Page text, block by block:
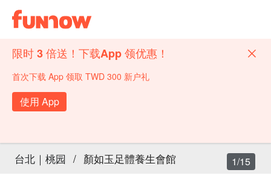
限时 3 倍送！下载App 领优惠！
首次下载 App 领取 TWD 300 新户礼
使用 App
台北｜桃园 / 顏如玉足體養生會館 1/15